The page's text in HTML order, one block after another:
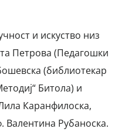
и искуство низ
Петрова (Педагошки
(библиотекар
Битола) и
Каранфилоска,
Валентина Рубаноска.